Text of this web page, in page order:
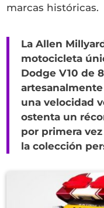
marcas históricas.
La Allen
motocicleta
Dodge V10 de
una velocidad
ostenta un
por primera
la colección